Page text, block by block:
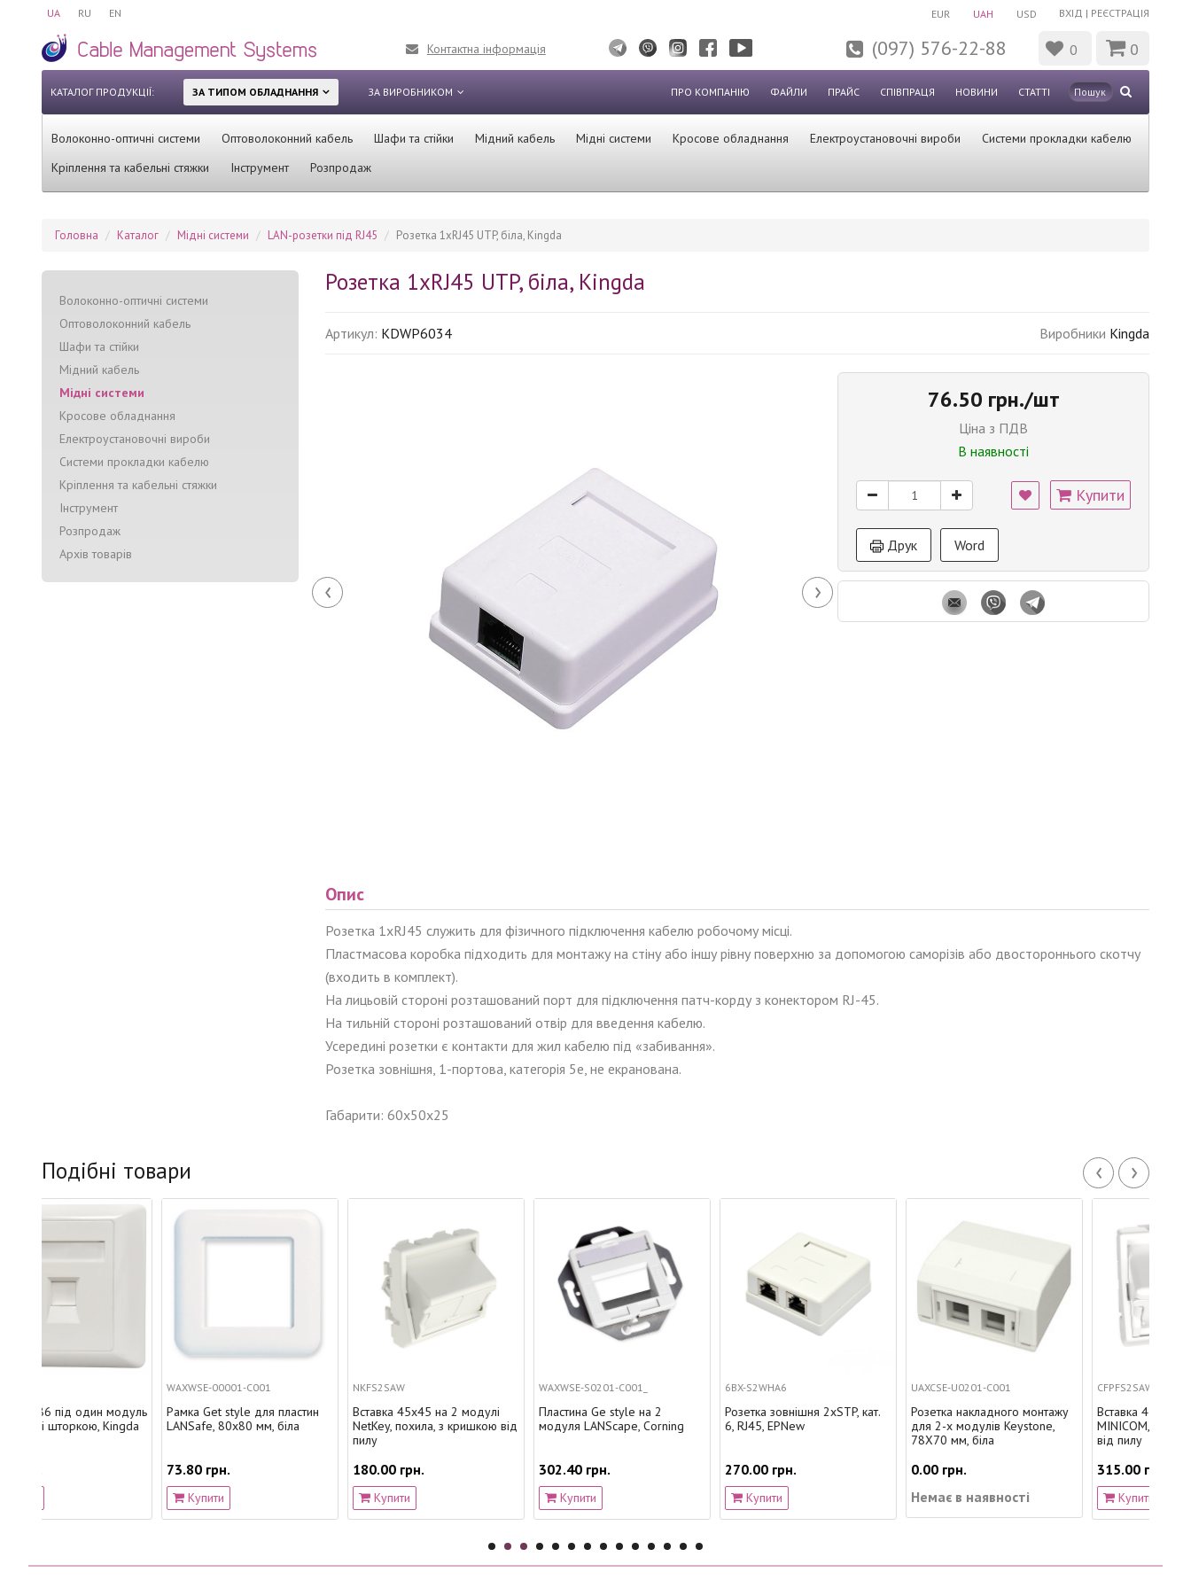
UA RU EN ВХІД | РЕЄСТРАЦІЯ
EUR UAH USD
Контактна інформація (097) 576-22-88 0 0
КАТАЛОГ ПРОДУКЦІЇ: ЗА ТИПОМ ОБЛАДНАННЯ ЗА ВИРОБНИКОМ ПРО КОМПАНІЮ ФАЙЛИ ПРАЙС СПІВПРАЦЯ НОВИНИ СТАТТІ
Волоконно-оптичні системи Оптоволоконний кабель Шафи та стійки Мідний кабель Мідні системи Кросове обладнання Електроустановочні вироби
Системи прокладки кабелю
Кріплення та кабельні стяжки
Інструмент Розпродаж
Головна Каталог Мідні системи LAN-розетки під RJ45 Розетка 1хRJ45 UTP, біла, Kingda
Волоконно-оптичні системи
Оптоволоконний кабель
Шафи та стійки
Мідний кабель
Мідні системи
Кросове обладнання
Електроустановочні вироби
Системи прокладки кабелю
Кріплення та кабельні стяжки
Інструмент
Розпродаж
Архів товарів
Розетка 1хRJ45 UTP, біла, Kingda
Артикул: KDWP6034 Виробники Kingda
‹ ›
76.50 грн./шт
Ціна з ПДВ
В наявності
Купити
Друк Word
Опис
Розетка 1хRJ45 служить для фізичного підключення кабелю робочому місці.
Пластмасова коробка підходить для монтажу на стіну або іншу рівну поверхню за допомогою саморізів або двостороннього скотчу
(входить в комплект).
На лицьовій стороні розташований порт для підключення патч-корду з конектором RJ-45.
На тильній стороні розташований отвір для введення кабелю.
Усередині розетки є контакти для жил кабелю під «забивання».
Розетка зовнішня, 1-портова, категорія 5е, не екранована.
Габарити: 60х50х25
Подібні товари ‹ ›
модуль
WAXWSE-00001-C001
Рамка Get style для пластин
LANSafe, 80х80 мм, біла
NKFS2SAW
Вставка 45x45 на 2 модулі
NetKey, похила, з кришкою від
WAXWSE-S0201-C001_
Пластина Ge style на 2
модуля LANScape, Corning
6BX-S2WHA6
Розетка зовнішня 2хSTP, кат.
6, RJ45, EPNew
Розетка накладного монтажу
для 2-х модулів Keystone,
Немає в наявності
CFPFS2SAW
Вставка 45x45 на 2 модулі
MINICOM, похила, з кришкою
Купити